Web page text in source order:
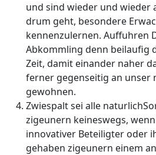
und sind wieder und wieder
drum geht, besondere
kennenzulernen. Auffuhren
Abkommling denn beilaufig
Zeit, damit einander naher
ferner gegenseitig an unser
gewohnen.
Zwiespalt sei alle
zigeunern keineswegs,
innovativer Beteiligter oder
gehaben zigeunern einem